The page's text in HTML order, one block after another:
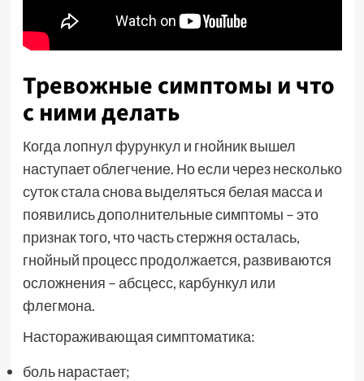
Тревожные симптомы и что
с ними делать
Когда лопнул фурункул и гнойник вышел
наступает облегчение. Но если через несколько
суток стала снова выделяться белая масса и
появились дополнительные симптомы – это
признак того, что часть стержня осталась,
гнойный процесс продолжается, развиваются
осложнения – абсцесс, карбункул или
флегмона.
Настораживающая симптоматика:
боль нарастает;